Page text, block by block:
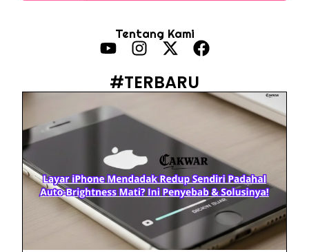
Prabowo Sebut ‘Londo Ireng’, Ray Rangkuti Desak DPR Bersikap, Ini Ulasan Politiknya
MAKI Soroti Penahanan Eks Jampidsus Febrie Adriansyah Tanpa Rompi Pink
Babak Baru Kasus Febrie Adriansyah, Rencana Praperadilan Penyitaan Emas dan Uang Tunai Jadi Sorotan
Baterai Apple Watch Cepat Boros? Ini Penyebab dan Cara Mengatasinya
HP Huawei Cepat Panas? Ini Penyebab Utama dan Cara Mengatasinya
Tentang Kami
#TERBARU